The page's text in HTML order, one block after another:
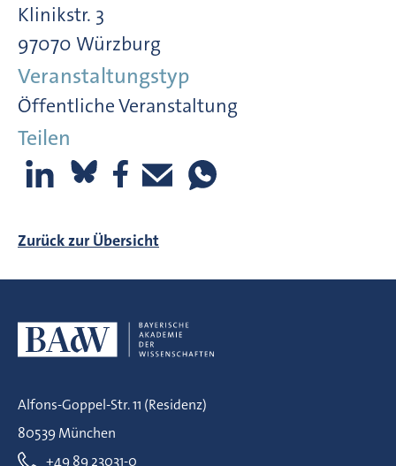
Klinikstr. 3
97070 Würzburg
Veranstaltungstyp
Öffentliche Veranstaltung
Teilen
Zurück zur Übersicht
Alfons-Goppel-Str. 11 (Residenz)
80539 München
+49 89 23031-0